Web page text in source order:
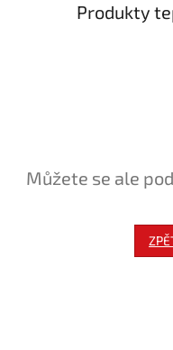
Produkty
Můžete se ale